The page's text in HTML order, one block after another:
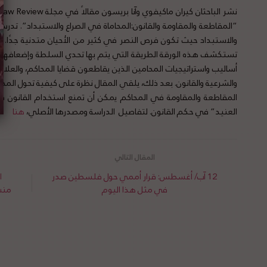
“المقاطعة والمقاومة والقانون:المحاماة في الصراع والاستبداد”.
والاستبداد حيث تكون فرص النصر في كثير من الأحيان متدنية جدًا.
تستكشف هذه الورقة الطريقة التي يتم بها تحدي السلطة
أساليب واستراتيجيات المحامين الذين يقاطعون قضايا المحاكم،
والشرعية والقانون. بعد ذلك، يلقي المقال نظرة على كيفية تحول
المقاطعة والمقاومة في المحاكم يمكن أن تمنع استخدام القانون
العنيد” في حكم القانون. لتفاصيل الدراسة ومصدرها الأصلي،هنا
12 آب/ أغسطس: قرار أممي حول فلسطين صدر
في مثل هذا اليوم